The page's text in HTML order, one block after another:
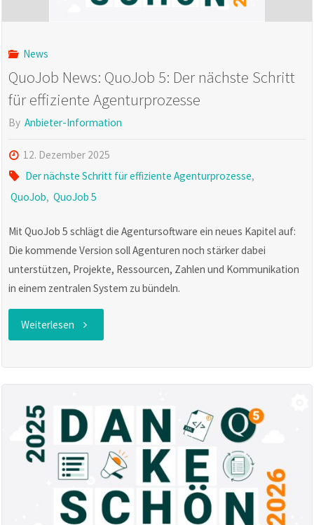
News
QuoJob News: QuoJob 5: Der nächste Schritt
für effiziente Agenturprozesse
By Anbieter-Information
12. Dezember 2025
Der nächste Schritt für effiziente Agenturprozesse,
QuoJob, QuoJob 5
Mit QuoJob 5 schlägt die Agentursoftware ein neues Kapitel auf:
Die kommende Version soll Agenturen noch stärker dabei
unterstützen, Projekte, Ressourcen, Zahlen und Kommunikation
in einem zentralen System zu bündeln.
Weiterlesen "QuoJob
QuoJob
5:
Der
nächste
Schritt